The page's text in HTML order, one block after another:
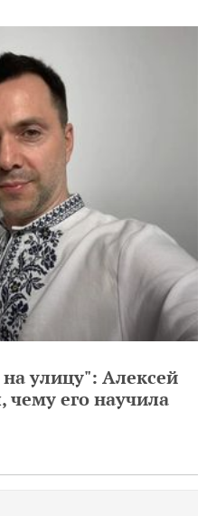
улицу": Алексей
чему его научила